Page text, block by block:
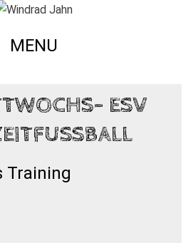
MENU
ESV
Training